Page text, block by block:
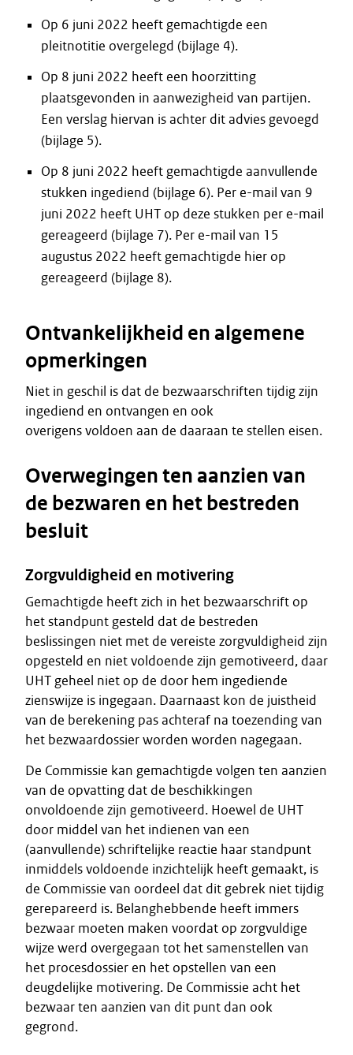
Op 6 juni 2022 heeft gemachtigde een
pleitnotitie overgelegd (bijlage 4).
Op 8 juni 2022 heeft een hoorzitting
plaatsgevonden in aanwezigheid van partijen.
Een verslag hiervan is achter dit advies gevoegd
(bijlage 5).
Op 8 juni 2022 heeft gemachtigde aanvullende
stukken ingediend (bijlage 6). Per e-mail van 9
juni 2022 heeft UHT op deze stukken per e-mail
gereageerd (bijlage 7). Per e-mail van 15
augustus 2022 heeft gemachtigde hier op
gereageerd (bijlage 8).
Ontvankelijkheid en algemene
opmerkingen
Niet in geschil is dat de bezwaarschriften tijdig zijn
ingediend en ontvangen en ook
overigens voldoen aan de daaraan te stellen eisen.
Overwegingen ten aanzien van
de bezwaren en het bestreden
besluit
Zorgvuldigheid en motivering
Gemachtigde heeft zich in het bezwaarschrift op
het standpunt gesteld dat de bestreden
beslissingen niet met de vereiste zorgvuldigheid zijn
opgesteld en niet voldoende zijn gemotiveerd, daar
UHT geheel niet op de door hem ingediende
zienswijze is ingegaan. Daarnaast kon de juistheid
van de berekening pas achteraf na toezending van
het bezwaardossier worden worden nagegaan.
De Commissie kan gemachtigde volgen ten aanzien
van de opvatting dat de beschikkingen
onvoldoende zijn gemotiveerd. Hoewel de UHT
door middel van het indienen van een
(aanvullende) schriftelijke reactie haar standpunt
inmiddels voldoende inzichtelijk heeft gemaakt, is
de Commissie van oordeel dat dit gebrek niet tijdig
gerepareerd is. Belanghebbende heeft immers
bezwaar moeten maken voordat op zorgvuldige
wijze werd overgegaan tot het samenstellen van
het procesdossier en het opstellen van een
deugdelijke motivering. De Commissie acht het
bezwaar ten aanzien van dit punt dan ook
gegrond.